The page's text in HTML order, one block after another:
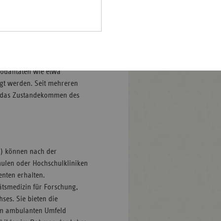
Vereinbarung
klar zu regeln.
wie etwa
werden. Seit mehreren
Zustandekommen des
können nach der
oder Hochschulkliniken
erhalten.
für Forschung,
Sie bieten die
ambulanten Umfeld